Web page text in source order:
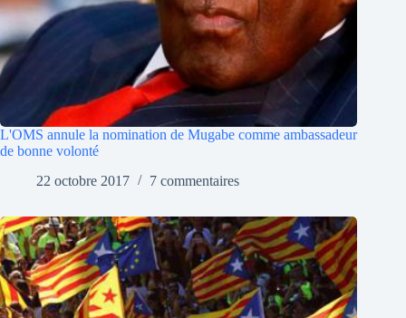
L'OMS annule la nomination de Mugabe comme ambassadeur
de bonne volonté
22 octobre 2017
7 commentaires